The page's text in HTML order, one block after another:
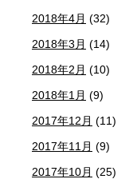
2018年4月 (32)
2018年3月 (14)
2018年2月 (10)
2018年1月 (9)
2017年12月 (11)
2017年11月 (9)
2017年10月 (25)